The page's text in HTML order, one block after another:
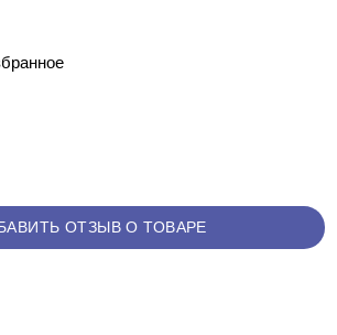
ОТЗЫВ О ТОВАРЕ